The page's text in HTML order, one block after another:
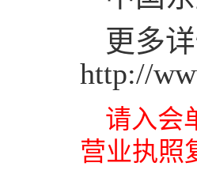
更多
http://
请入会
营业执照